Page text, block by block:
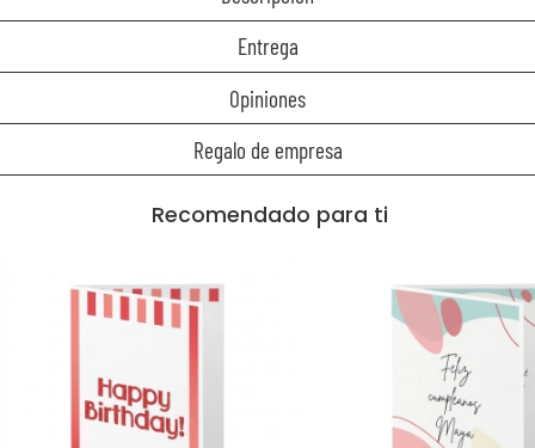
Entrega
Opiniones
Regalo de empresa
Recomendado para ti